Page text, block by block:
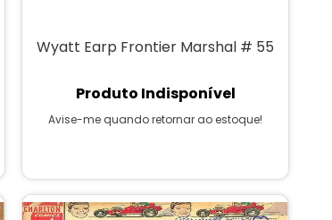
Wyatt Earp Frontier Marshal # 55
Produto Indisponível
Avise-me quando retornar ao estoque!